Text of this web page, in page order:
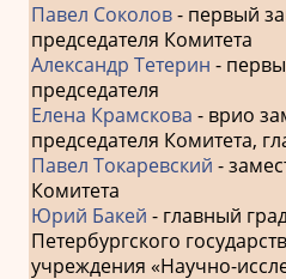
Павел Соколов- первый
председателя Комитета
Александр Тетерин -
председателя
Елена Крамскова - врио
председателя Комитета,
Павел Токаревский -
Комитета
Юрий Бакей - главный
Петербургского
учреждения «Научно-